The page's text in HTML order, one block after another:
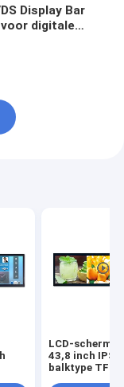
Display Bar
voor digitale
LCD-
43,8 inch IPS-
balktype TFT-